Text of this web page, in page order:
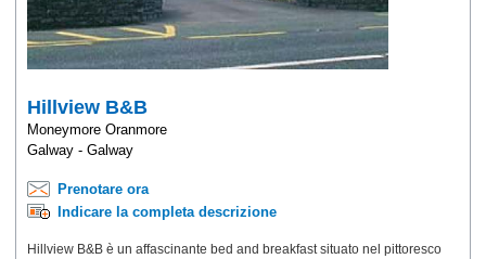
Hillview B&B
Moneymore Oranmore
Galway - Galway
Prenotare ora
Indicare la completa descrizione
Hillview B&B è un affascinante bed and breakfast situato nel pittoresco